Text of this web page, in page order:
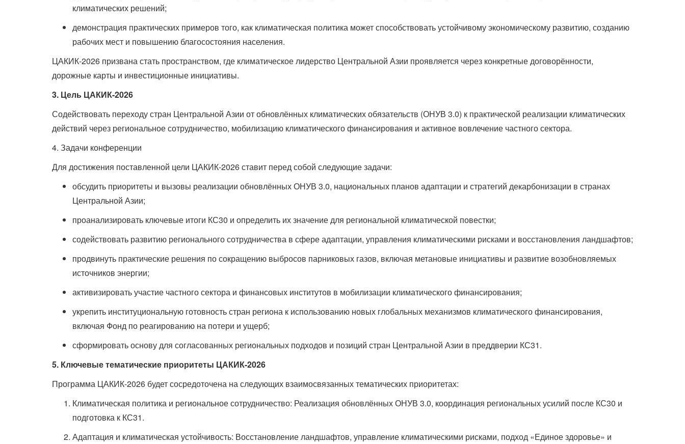
климатических решений;
демонстрация практических примеров того, как климатическая политика может способствовать устойчивому экономическому развитию, созданию
рабочих мест и повышению благосостояния населения.
ЦАКИК-2026 призвана стать пространством, где климатическое лидерство Центральной Азии проявляется через конкретные договорённости,
дорожные карты и инвестиционные инициативы.
3. Цель ЦАКИК-2026
Содействовать переходу стран Центральной Азии от обновлённых климатических обязательств (ОНУВ 3.0) к практической реализации климатических
действий через региональное сотрудничество, мобилизацию климатического финансирования и активное вовлечение частного сектора.
4. Задачи конференции
Для достижения поставленной цели ЦАКИК-2026 ставит перед собой следующие задачи:
обсудить приоритеты и вызовы реализации обновлённых ОНУВ 3.0, национальных планов адаптации и стратегий декарбонизации в странах
Центральной Азии;
проанализировать ключевые итоги КС30 и определить их значение для региональной климатической повестки;
содействовать развитию регионального сотрудничества в сфере адаптации, управления климатическими рисками и восстановления ландшафтов;
продвинуть практические решения по сокращению выбросов парниковых газов, включая метановые инициативы и развитие возобновляемых
источников энергии;
активизировать участие частного сектора и финансовых институтов в мобилизации климатического финансирования;
укрепить институциональную готовность стран региона к использованию новых глобальных механизмов климатического финансирования,
включая Фонд по реагированию на потери и ущерб;
сформировать основу для согласованных региональных подходов и позиций стран Центральной Азии в преддверии КС31.
5. Ключевые тематические приоритеты ЦАКИК-2026
Программа ЦАКИК-2026 будет сосредоточена на следующих взаимосвязанных тематических приоритетах:
Климатическая политика и региональное сотрудничество: Реализация обновлённых ОНУВ 3.0, координация региональных усилий после КС30 и
подготовка к КС31.
Адаптация и климатическая устойчивость: Восстановление ландшафтов, управление климатическими рисками, подход «Единое здоровье» и